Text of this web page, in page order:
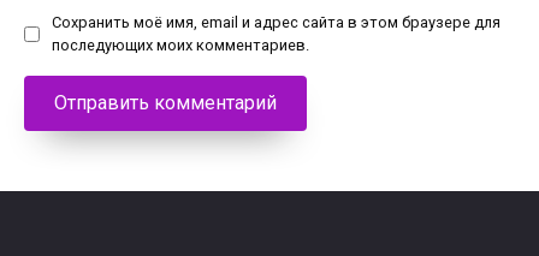
Сохранить моё имя, email и адрес сайта в этом браузере для
последующих моих комментариев.